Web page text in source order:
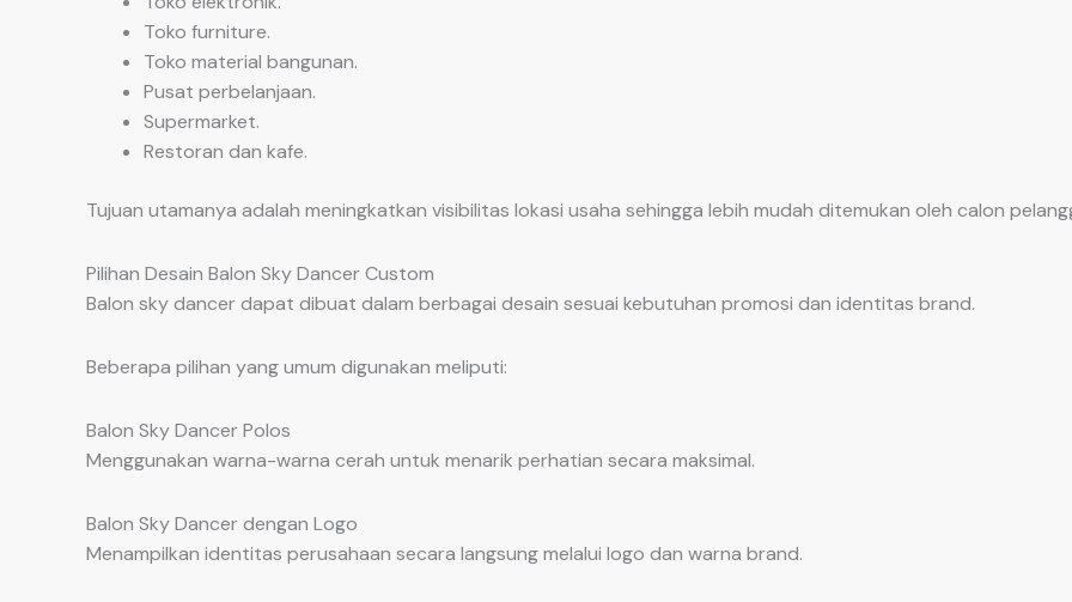
Toko furniture.
Toko material bangunan.
Pusat perbelanjaan.
Supermarket.
Restoran dan kafe.
Tujuan utamanya adalah meningkatkan visibilitas lokasi usaha sehingga lebih mudah ditemukan oleh calon
Pilihan Desain Balon Sky Dancer Custom
Balon sky dancer dapat dibuat dalam berbagai desain sesuai kebutuhan promosi dan identitas brand.
Beberapa pilihan yang umum digunakan meliputi:
Balon Sky Dancer Polos
Menggunakan warna-warna cerah untuk menarik perhatian secara maksimal.
Balon Sky Dancer dengan Logo
Menampilkan identitas perusahaan secara langsung melalui logo dan warna brand.